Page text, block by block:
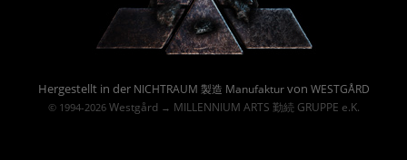
Hergestellt in der NICHTRAUM 製造 Manufakturvon WESTGÅRD
© 1994-2026 Westgård→ MILLENNIUM ARTS 勤続 GRUPPE e.K.
Powered By :